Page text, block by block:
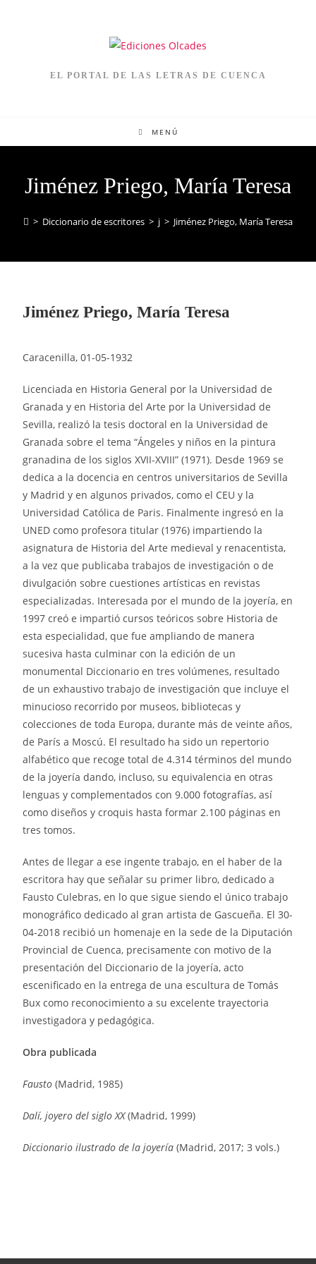
EL PORTAL DE LAS LETRAS DE CUENCA
MENÚ
Jiménez Priego, María Teresa
> Diccionario de escritores > j > Jiménez Priego, María Teresa
Jiménez Priego, María Teresa
Caracenilla, 01-05-1932
Licenciada en Historia General por la Universidad de
Granada y en Historia del Arte por la Universidad de
Sevilla, realizó la tesis doctoral en la Universidad de
Granada sobre el tema “Ángeles y niños en la pintura
granadina de los siglos XVII-XVIII” (1971). Desde 1969 se
dedica a la docencia en centros universitarios de Sevilla
y Madrid y en algunos privados, como el CEU y la
Universidad Católica de Paris. Finalmente ingresó en la
UNED como profesora titular (1976) impartiendo la
asignatura de Historia del Arte medieval y renacentista,
a la vez que publicaba trabajos de investigación o de
divulgación sobre cuestiones artísticas en revistas
especializadas. Interesada por el mundo de la joyería, en
1997 creó e impartió cursos teóricos sobre Historia de
esta especialidad, que fue ampliando de manera
sucesiva hasta culminar con la edición de un
monumental Diccionario en tres volúmenes, resultado
de un exhaustivo trabajo de investigación que incluye el
minucioso recorrido por museos, bibliotecas y
colecciones de toda Europa, durante más de veinte años,
de París a Moscú. El resultado ha sido un repertorio
alfabético que recoge total de 4.314 términos del mundo
de la joyería dando, incluso, su equivalencia en otras
lenguas y complementados con 9.000 fotografías, así
como diseños y croquis hasta formar 2.100 páginas en
tres tomos.
Antes de llegar a ese ingente trabajo, en el haber de la
escritora hay que señalar su primer libro, dedicado a
Fausto Culebras, en lo que sigue siendo el único trabajo
monográfico dedicado al gran artista de Gascueña. El 30-
04-2018 recibió un homenaje en la sede de la Diputación
Provincial de Cuenca, precisamente con motivo de la
presentación del Diccionario de la joyería, acto
escenificado en la entrega de una escultura de Tomás
Bux como reconocimiento a su excelente trayectoria
investigadora y pedagógica.
Obra publicada
Fausto(Madrid, 1985)
Dalí, joyero del siglo XX(Madrid, 1999)
Diccionario ilustrado de la joyería(Madrid, 2017; 3 vols.)